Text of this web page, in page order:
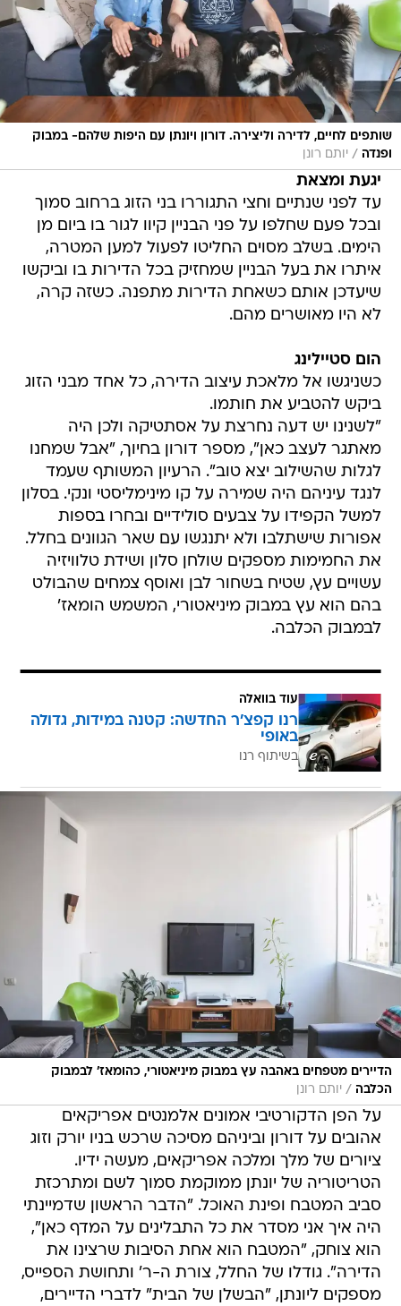
שותפים לחיים, לדירה וליצירה. דורון ויונתן עם היפות שלהם- במבוק
ופנדה / יותם רונן
יגעת ומצאת
עד לפני שנתיים וחצי התגוררו בני הזוג ברחוב סמוך
ובכל פעם שחלפו על פני הבניין קיוו לגור בו ביום מן
הימים. בשלב מסוים החליטו לפעול למען המטרה,
איתרו את בעל הבניין שמחזיק בכל הדירות בו וביקשו
שיעדכן אותם כשאחת הדירות מתפנה. כשזה קרה,
לא היו מאושרים מהם.
הום סטיילינג
כשניגשו אל מלאכת עיצוב הדירה, כל אחד מבני הזוג
ביקש להטביע את חותמו.
"לשנינו יש דעה נחרצת על אסתטיקה ולכן היה
מאתגר לעצב כאן", מספר דורון בחיוך, "אבל שמחנו
לגלות שהשילוב יצא טוב". הרעיון המשותף שעמד
לנגד עיניהם היה שמירה על קו מינימליסטי ונקי. בסלון
למשל הקפידו על צבעים סולידיים ובחרו בספות
אפורות שישתלבו ולא יתנגשו עם שאר הגוונים בחלל.
את החמימות מספקים שולחן סלון ושידת טלוויזיה
עשויים עץ, שטיח בשחור לבן ואוסף צמחים שהבולט
בהם הוא עץ במבוק מיניאטורי, המשמש הומאז'
לבמבוק הכלבה.
עוד בוואלה
רנו קפצ'ר החדשה: קטנה במידות, גדולה
באופי
בשיתוף רנו
הדיירים מטפחים באהבה עץ במבוק מיניאטורי, כהומאז' לבמבוק
הכלבה / יותם רונן
על הפן הדקורטיבי אמונים אלמנטים אפריקאים
אהובים על דורון וביניהם מסיכה שרכש בניו יורק וזוג
ציורים של מלך ומלכה אפריקאים, מעשה ידיו.
הטריטוריה של יונתן ממוקמת סמוך לשם ומתרכזת
סביב המטבח ופינת האוכל. "הדבר הראשון שדמיינתי
היה איך אני מסדר את כל התבלינים על המדף כאן",
הוא צוחק, "המטבח הוא אחת הסיבות שרצינו את
הדירה". גודלו של החלל, צורת ה-ר' ותחושת הספייס,
מספקים ליונתן, "הבשלן של הבית" לדברי הדיירים,